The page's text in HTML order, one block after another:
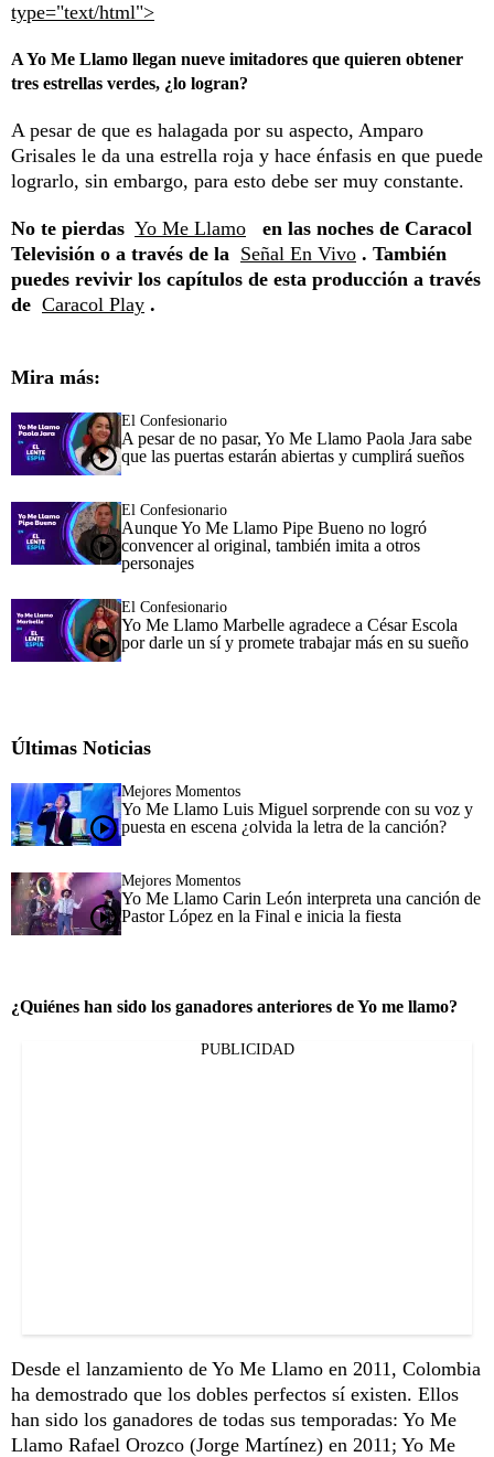
type="text/html">
A Yo Me Llamo llegan nueve imitadores que quieren obtener
tres estrellas verdes, ¿lo logran?
A pesar de que es halagada por su aspecto, Amparo
Grisales le da una estrella roja y hace énfasis en que puede
lograrlo, sin embargo, para esto debe ser muy constante.
No te pierdas Yo Me Llamo
en las noches de Caracol
Televisión o a través de la Señal En Vivo . También
puedes revivir los capítulos de esta producción a través
de Caracol Play .
Mira más:
El Confesionario
A pesar de no pasar, Yo Me Llamo Paola Jara sabe
que las puertas estarán abiertas y cumplirá sueños
El Confesionario
Aunque Yo Me Llamo Pipe Bueno no logró
convencer al original, también imita a otros
personajes
El Confesionario
Yo Me Llamo Marbelle agradece a César Escola
por darle un sí y promete trabajar más en su sueño
Últimas Noticias
Mejores Momentos
Yo Me Llamo Luis Miguel sorprende con su voz y
puesta en escena ¿olvida la letra de la canción?
Mejores Momentos
Yo Me Llamo Carin León interpreta una canción de
Pastor López en la Final e inicia la fiesta
¿Quiénes han sido los ganadores anteriores de Yo me llamo?
PUBLICIDAD
Desde el lanzamiento de Yo Me Llamo en 2011, Colombia
ha demostrado que los dobles perfectos sí existen. Ellos
han sido los ganadores de todas sus temporadas: Yo Me
Llamo Rafael Orozco (Jorge Martínez) en 2011; Yo Me